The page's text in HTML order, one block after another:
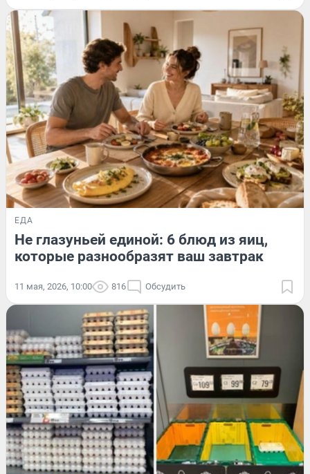
ЕДА
Не глазуньей единой: 6 блюд из яиц,
которые разнообразят ваш завтрак
11 мая, 2026, 10:00 816 Обсудить